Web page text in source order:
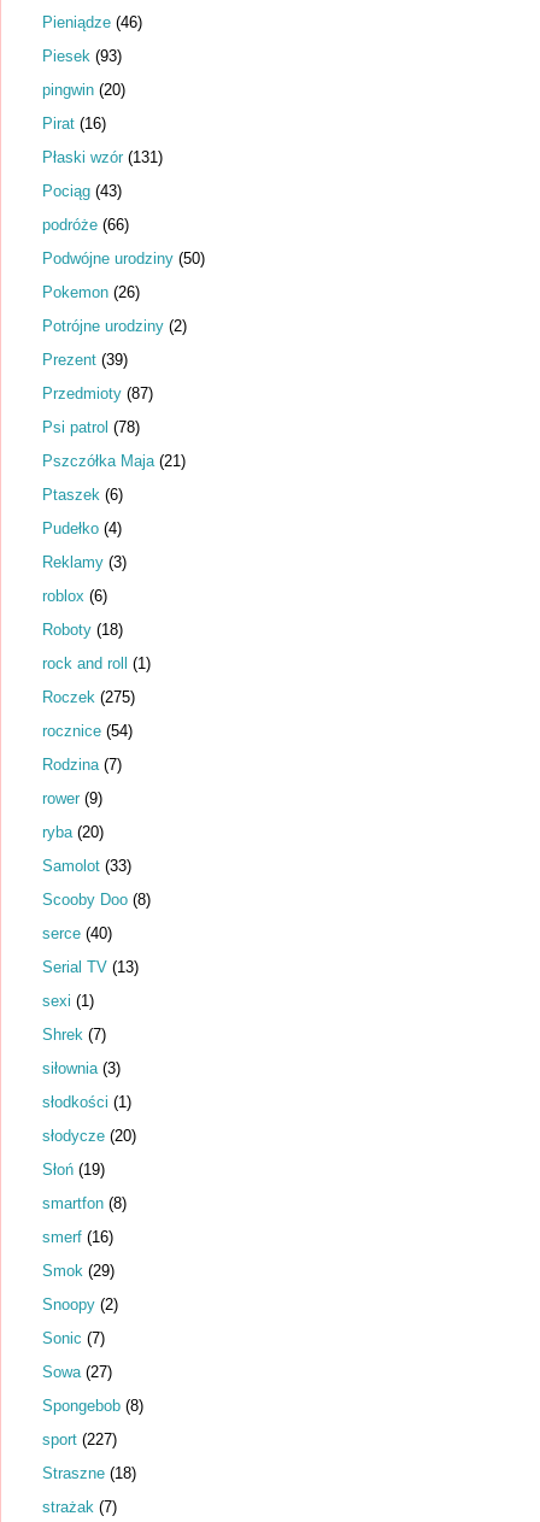
Pieniądze (46)
Piesek (93)
pingwin (20)
Pirat (16)
Płaski wzór (131)
Pociąg (43)
podróże (66)
Podwójne urodziny (50)
Pokemon (26)
Potrójne urodziny (2)
Prezent (39)
Przedmioty (87)
Psi patrol (78)
Pszczółka Maja (21)
Ptaszek (6)
Pudełko (4)
Reklamy (3)
roblox (6)
Roboty (18)
rock and roll (1)
Roczek (275)
rocznice (54)
Rodzina (7)
rower (9)
ryba (20)
Samolot (33)
Scooby Doo (8)
serce (40)
Serial TV (13)
sexi (1)
Shrek (7)
siłownia (3)
słodkości (1)
słodycze (20)
Słoń (19)
smartfon (8)
smerf (16)
Smok (29)
Snoopy (2)
Sonic (7)
Sowa (27)
Spongebob (8)
sport (227)
Straszne (18)
strażak (7)